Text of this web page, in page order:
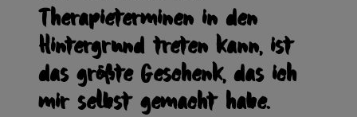
Therapieterminen in den
Hintergrund treten kann, ist
das größte Geschenk, das ich
mir selbst gemacht habe.